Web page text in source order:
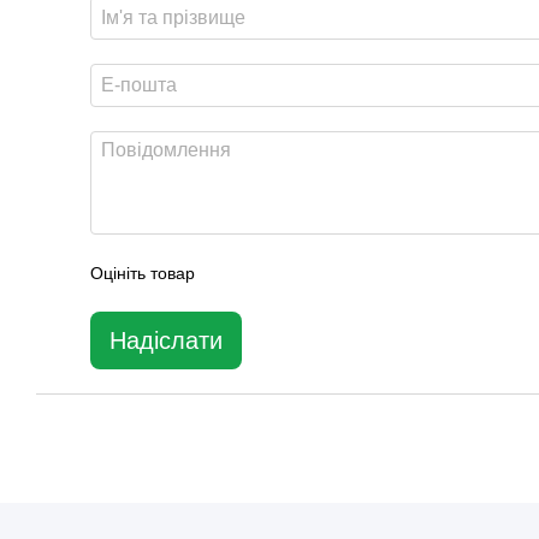
Оцініть товар
Надіслати